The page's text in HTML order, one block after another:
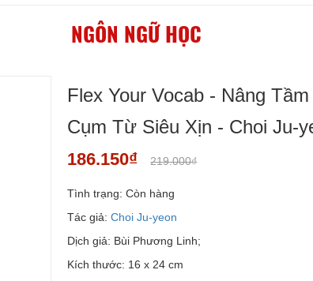
NGÔN NGỮ HỌC
Flex Your Vocab - Nâng
Cụm Từ Siêu Xịn - Choi Ju-
186.150₫ 219.000₫
Tình trạng: Còn hàng
Tác giả:Choi Ju-yeon
Dịch giả: Bùi Phương Linh;
Kích thước: 16 x 24 cm